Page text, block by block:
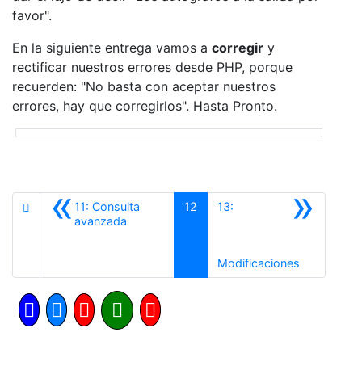
favor".
En la siguiente entrega vamos a corregir y
rectificar nuestros errores desde PHP, porque
recuerden: "No basta con aceptar nuestros
errores, hay que corregirlos". Hasta Pronto.
«11: Consulta
avanzada
12 »
13:
ModificacionesSiguiente